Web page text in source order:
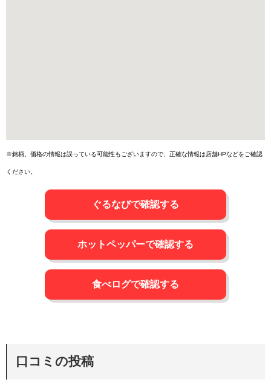
※銘柄、価格の情報は誤っている可能性もございますので、正確な情報は店舗HPなどをご確認
ください。
ぐるなびで確認する
ホットペッパーで確認する
食べログで確認する
口コミの投稿